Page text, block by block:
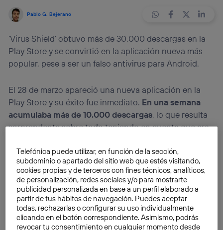
Pablo G. Bejerano
‘Virus Shield’ obtuvo más de 30.000 descargas en la
Play Store y se convirtió en la aplicación nueva más
popular, pese a ser un falso antivirus para Android.
El 28 de marzo apareció una nueva aplicación en la
Play Store y su éxito fue inmediato. En una semana
acumulaba más de 10.000 descargas, lo que resulta
sorprendente sobre todo teniendo en cuenta que era
sino 3,99 dólares.‘Virus Shield’, un nombre vestido de
palabras clave para cualquiera que busque un
antivirus, prometía un consumo muy bajo de la
batería. Rápidamente obtuvo una magnífica
puntuación y críticas positivas, que destacaban su
capacidad para operar de forma ligera y la ausencia de
publicidad.
Telefónica puede utilizar, en función de la sección,
subdominio o apartado del sitio web que estés visitando,
cookies propias y de terceros con fines técnicos, analíticos,
de personalización, redes sociales y/o para mostrarte
publicidad personalizada en base a un perfil elaborado a
partir de tus hábitos de navegación. Puedes aceptar
todas, rechazarlas o configurar su uso individualmente
clicando en el botón correspondiente. Asimismo, podrás
revocar tu consentimiento en cualquier momento desde